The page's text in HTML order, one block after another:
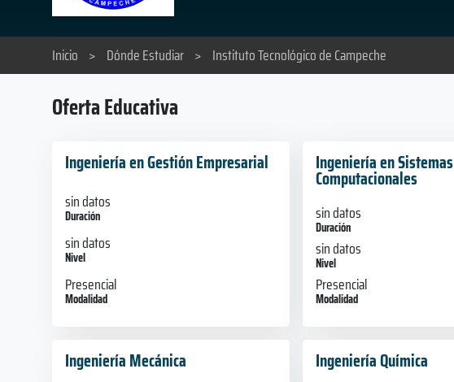
Inicio > Dónde Estudiar > Instituto Tecnológico de Campeche
Oferta Educativa
Ingeniería en Gestión Empresarial
sin datos
Duración
sin datos
Nivel
Presencial
Modalidad
Ingeniería en Sistemas
Computacionales
sin datos
Duración
sin datos
Nivel
Presencial
Modalidad
Ingeniería Mecánica Ingeniería Química